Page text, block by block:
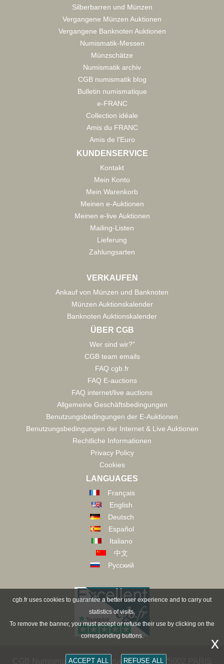
Silberbarren und Münzen
Vergangene Münzen Auktionen
Vergangene Banknoten Auktionen
Numismatik-Messen
Münzschätze
Numismatik archiv
CGB numismatik blog
Bulletin numismatique
e-FRANC
Collection idéale
Amis du FRANC
Amis de l'Euro
KUNDENSERVICE
Kontakt
Mein Konto
Mein Warenkorb
Meinen e-Auktionen
Meinen e-live Auktionen
Mailing-Listen
Lieferung
Zahlungsarten
VERKAUFEN
Ankauf von Münzen und Banknoten
Münzen Auktionskalender
Banknoten Auktionskalender
ÜBER CGB
Wer sind wir?"
CGB team emails
FAQ cgb.fr
FAQ E-auctions
FAQ internet/live auctions
Allgemeine Geschäftsbedingungen
Benutzungsbedingungen der E-Auktionen
Benutzungsbedingungen der Internet & Live Auktionen
Rechtliche Informationen
Privacy Policy
Cookies
LANGUAGES
Français
English
Deutsch
Español
Italiano
中文
Русский
CGB Numismatik Paris - 36 rue Vivienne - 75002 PARIS
cgb.fr uses cookies to guarantee a better user experience and to carry out
statistics of visits.
To remove the banner, you must accept or refuse their use by clicking on the
corresponding buttons.
ACCEPT ALL REFUSE ALL
x